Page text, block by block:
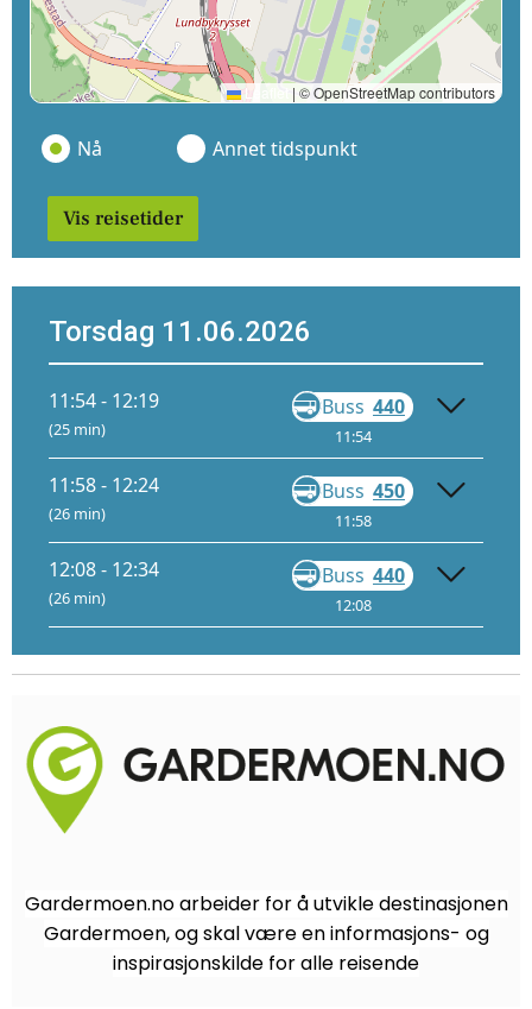
Leaflet | © OpenStreetMap contributors
Nå Annet tidspunkt
Vis reisetider
Torsdag 11.06.2026
11:54 - 12:19
(25 min)
Buss 440
11:54
11:58 - 12:24
(26 min)
Buss 450
11:58
12:08 - 12:34
(26 min)
Buss 440
12:08
Gardermoen.no arbeider for å utvikle destinasjonen
Gardermoen, og skal være en informasjons- og
inspirasjonskilde for alle reisende